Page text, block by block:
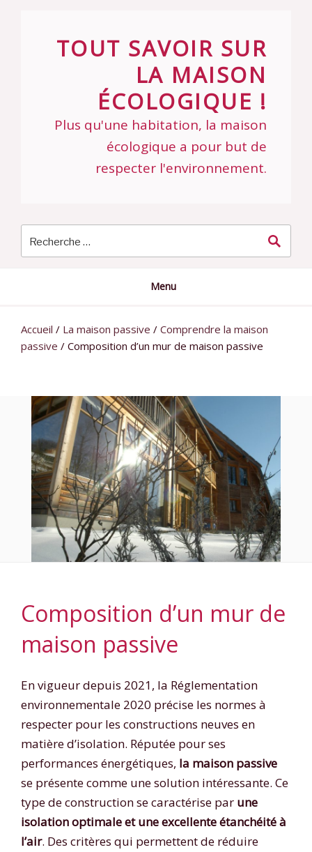
TOUT SAVOIR SUR
LA MAISON
ÉCOLOGIQUE !
Plus qu'une habitation, la maison
écologique a pour but de
respecter l'environnement.
Menu
Accueil / La maison passive / Comprendre la maison
passive / Composition d’un mur de maison passive
Composition d’un mur de
maison passive
En vigueur depuis 2021, la Réglementation
environnementale 2020 précise les normes à
respecter pour les constructions neuves en
matière d’isolation. Réputée pour ses
performances énergétiques, la maison passive
se présente comme une solution intéressante. Ce
type de construction se caractérise par une
isolation optimale et une excellente étanchéité à
l’air. Des critères qui permettent de réduire